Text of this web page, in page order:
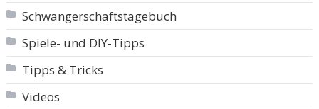
Schwangerschaftstagebuch
Spiele- und DIY-Tipps
Tipps & Tricks
Videos